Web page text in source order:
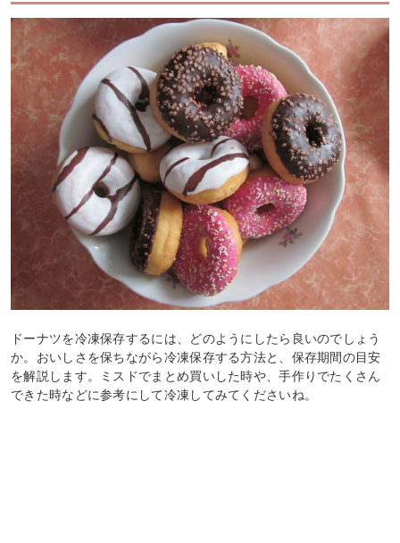
ドーナツを冷凍保存するには、どのようにしたら良いのでしょう
か。おいしさを保ちながら冷凍保存する方法と、保存期間の目安
を解説します。ミスドでまとめ買いした時や、手作りでたくさん
できた時などに参考にして冷凍してみてくださいね。